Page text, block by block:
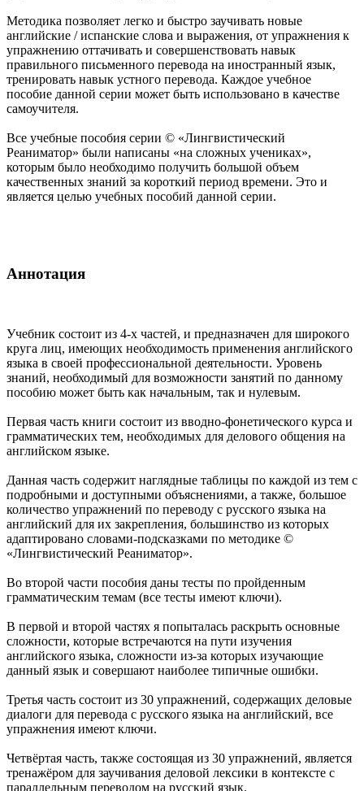
Методика позволяет легко и быстро заучивать новые
английские / испанские слова и выражения, от упражнения к
упражнению оттачивать и совершенствовать навык
правильного письменного перевода на иностранный язык,
тренировать навык устного перевода. Каждое учебное
пособие данной серии может быть использовано в качестве
самоучителя.
Все учебные пособия серии © «Лингвистический
Реаниматор» были написаны «на сложных учениках»,
которым было необходимо получить большой объем
качественных знаний за короткий период времени. Это и
является целью учебных пособий данной серии.
Аннотация
Учебник состоит из 4-х частей, и предназначен для широкого
круга лиц, имеющих необходимость применения английского
языка в своей профессиональной деятельности. Уровень
знаний, необходимый для возможности занятий по данному
пособию может быть как начальным, так и нулевым.
Первая часть книги состоит из вводно-фонетического курса и
грамматических тем, необходимых для делового общения на
английском языке.
Данная часть содержит наглядные таблицы по каждой из тем с
подробными и доступными объяснениями, а также, большое
количество упражнений по переводу с русского языка на
английский для их закрепления, большинство из которых
адаптировано словами-подсказками по методике ©
«Лингвистический Реаниматор».
Во второй части пособия даны тесты по пройденным
грамматическим темам (все тесты имеют ключи).
В первой и второй частях я попыталась раскрыть основные
сложности, которые встречаются на пути изучения
английского языка, сложности из-за которых изучающие
данный язык и совершают наиболее типичные ошибки.
Третья часть состоит из 30 упражнений, содержащих деловые
диалоги для перевода с русского языка на английский, все
упражнения имеют ключи.
Четвёртая часть, также состоящая из 30 упражнений, является
тренажёром для заучивания деловой лексики в контексте с
параллельным переводом на русский язык.